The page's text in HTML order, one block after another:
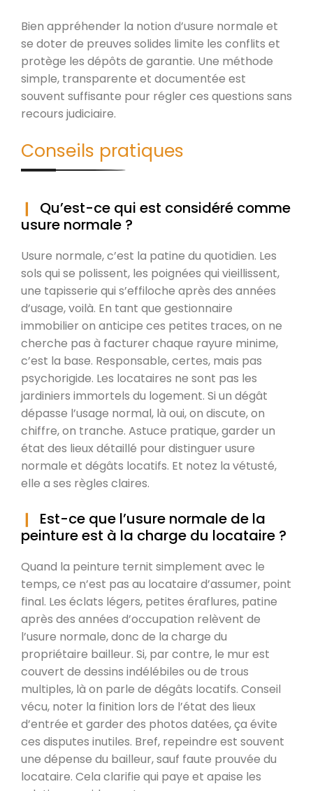
Bien appréhender la notion d’usure normale et
se doter de preuves solides limite les conflits et
protège les dépôts de garantie. Une méthode
simple, transparente et documentée est
souvent suffisante pour régler ces questions sans
recours judiciaire.
Conseils pratiques
Qu’est-ce qui est considéré comme
usure normale ?
Usure normale, c’est la patine du quotidien. Les
sols qui se polissent, les poignées qui vieillissent,
une tapisserie qui s’effiloche après des années
d’usage, voilà. En tant que gestionnaire
immobilier on anticipe ces petites traces, on ne
cherche pas à facturer chaque rayure minime,
c’est la base. Responsable, certes, mais pas
psychorigide. Les locataires ne sont pas les
jardiniers immortels du logement. Si un dégât
dépasse l’usage normal, là oui, on discute, on
chiffre, on tranche. Astuce pratique, garder un
état des lieux détaillé pour distinguer usure
normale et dégâts locatifs. Et notez la vétusté,
elle a ses règles claires.
Est-ce que l’usure normale de la
peinture est à la charge du locataire ?
Quand la peinture ternit simplement avec le
temps, ce n’est pas au locataire d’assumer, point
final. Les éclats légers, petites éraflures, patine
après des années d’occupation relèvent de
l’usure normale, donc de la charge du
propriétaire bailleur. Si, par contre, le mur est
couvert de dessins indélébiles ou de trous
multiples, là on parle de dégâts locatifs. Conseil
vécu, noter la finition lors de l’état des lieux
d’entrée et garder des photos datées, ça évite
ces disputes inutiles. Bref, repeindre est souvent
une dépense du bailleur, sauf faute prouvée du
locataire. Cela clarifie qui paye et apaise les